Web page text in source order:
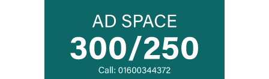
তনু হত্যার আসামি সাবেক সেনাসদস্য
হাফিজুরকে আত্মসমর্পণের নির্দেশ